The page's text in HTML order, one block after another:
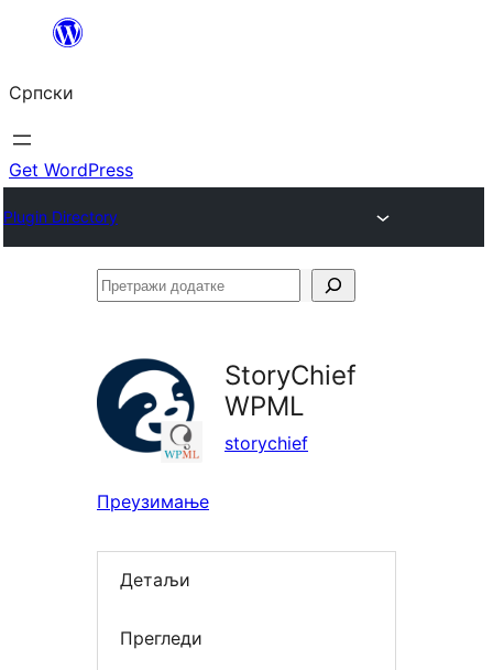
Скочи
садржај
Српски
Get WordPress
Plugin Directory
Претражи
StoryChief
WPML
storychief
Преузимање
Детаљи
Прегледи